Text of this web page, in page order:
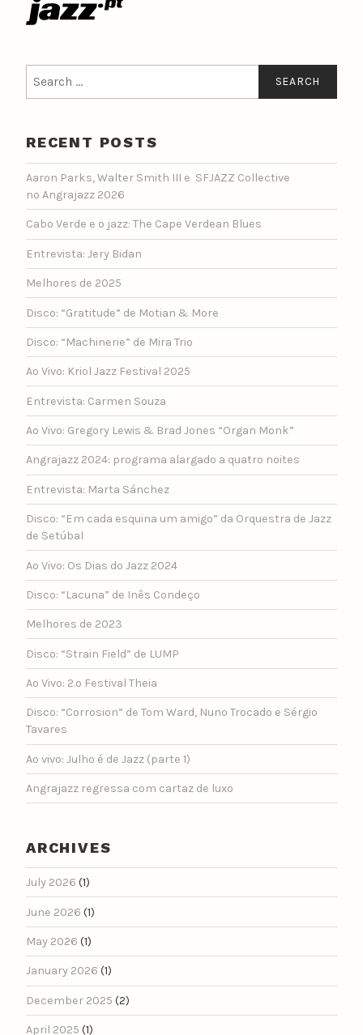
for:
RECENT POSTS
Aaron Parks, Walter Smith III e SFJAZZ Collective
no Angrajazz 2026
Cabo Verde e o jazz: The Cape Verdean Blues
Entrevista: Jery Bidan
Melhores de 2025
Disco: “Gratitude” de Motian & More
Disco: “Machinerie” de Mira Trio
Ao Vivo: Kriol Jazz Festival 2025
Entrevista: Carmen Souza
Ao Vivo: Gregory Lewis & Brad Jones “Organ Monk”
Angrajazz 2024: programa alargado a quatro noites
Entrevista: Marta Sánchez
Disco: “Em cada esquina um amigo” da Orquestra de Jazz
de Setúbal
Ao Vivo: Os Dias do Jazz 2024
Disco: “Lacuna” de Inês Condeço
Melhores de 2023
Disco: “Strain Field” de LUMP
Ao Vivo: 2.º Festival Theia
Disco: “Corrosion” de Tom Ward, Nuno Trocado e Sérgio
Tavares
Ao vivo: Julho é de Jazz (parte 1)
Angrajazz regressa com cartaz de luxo
ARCHIVES
July 2026 (1)
June 2026 (1)
May 2026 (1)
January 2026 (1)
December 2025 (2)
April 2025 (1)